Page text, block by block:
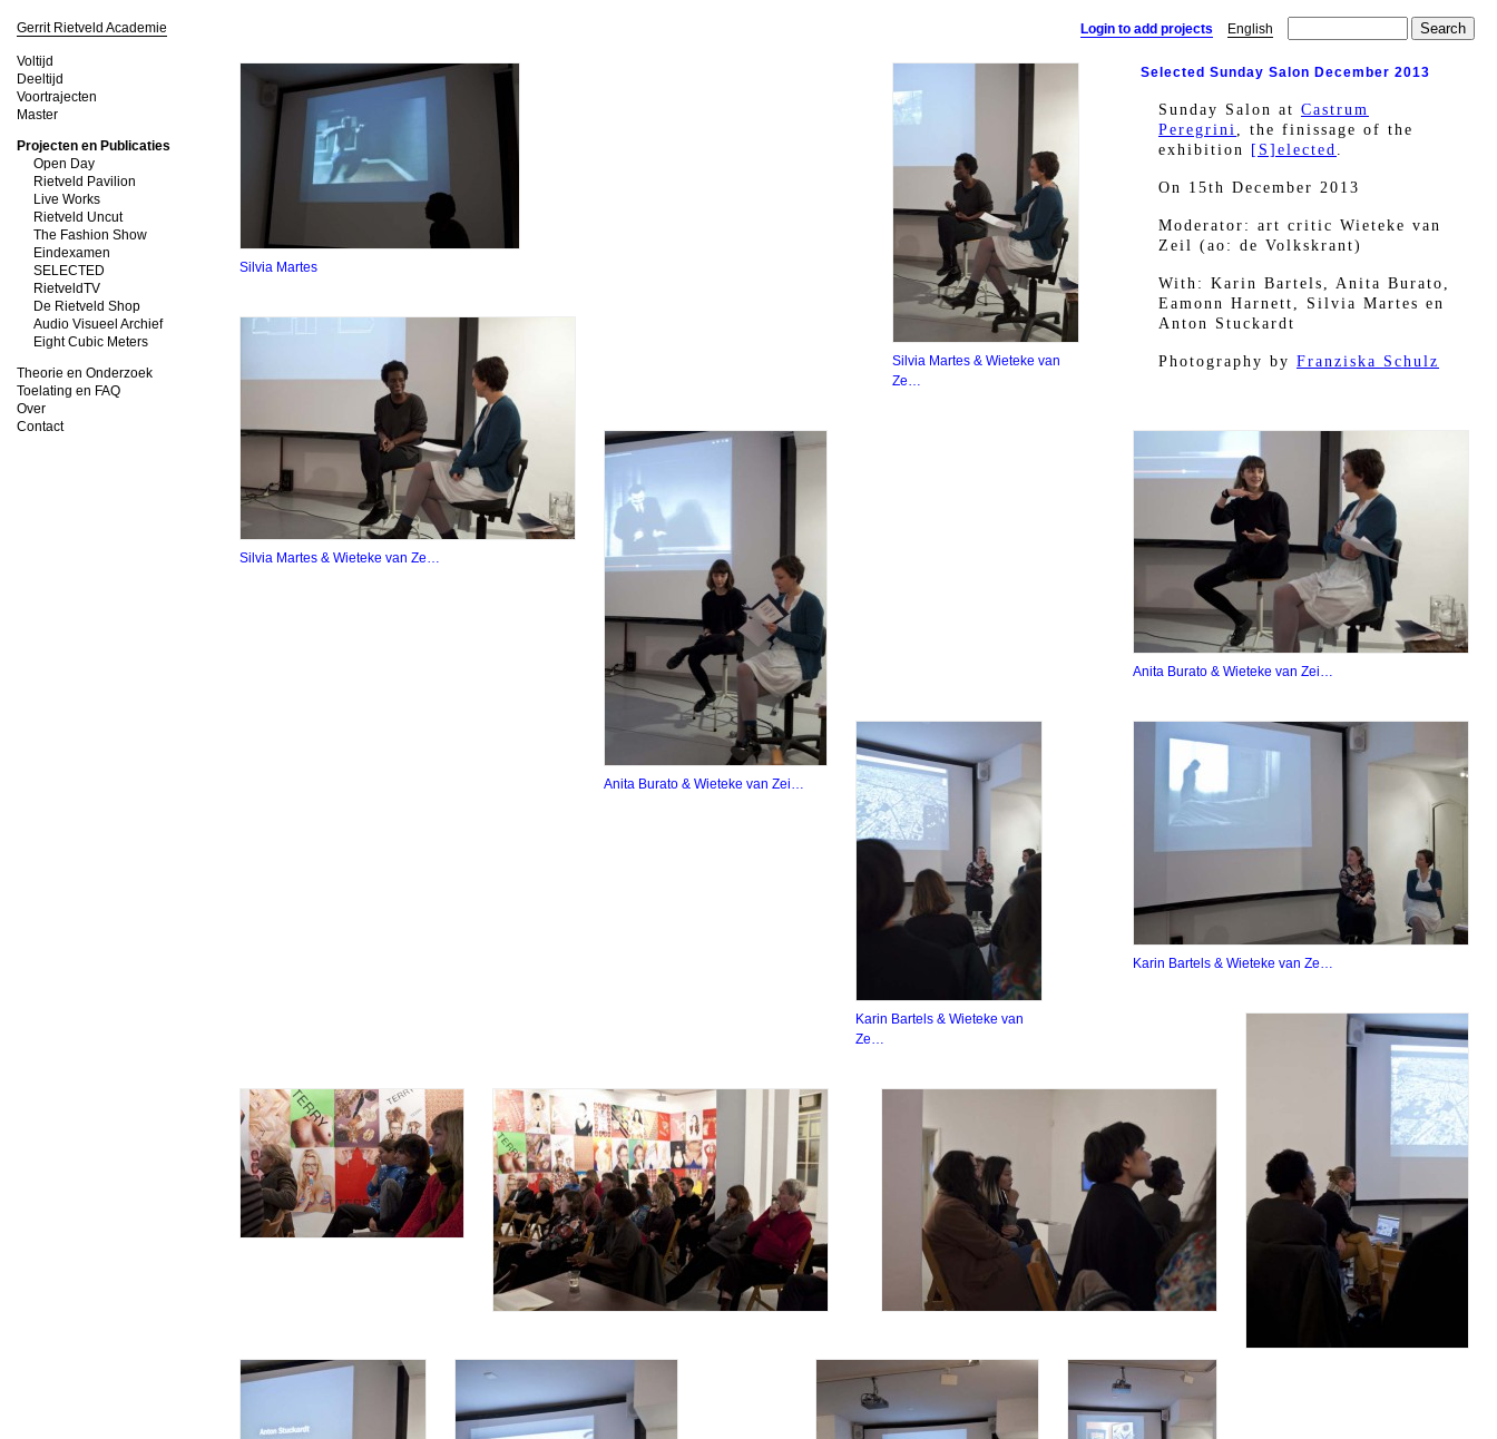
Gerrit Rietveld Academie
Voltijd
Deeltijd
Voortrajecten
Master
Projecten en Publicaties
Open Day
Rietveld Pavilion
Live Works
Rietveld Uncut
The Fashion Show
Eindexamen
SELECTED
RietveldTV
De Rietveld Shop
Audio Visueel Archief
Eight Cubic Meters
Theorie en Onderzoek
Toelating en FAQ
Over
Contact
Login to add projects English
Selected Sunday Salon December 2013
Sunday Salon at Castrum
Peregrini , the finissage of the
exhibition
[S]elected .
On 15th December 2013
Moderator: art critic Wieteke van
Zeil (ao: de Volkskrant)
With: Karin Bartels, Anita Burato,
Eamonn Harnett, Silvia Martes en
Anton Stuckardt
Photography by Franziska Schulz
Silvia Martes
Silvia Martes & Wieteke van
Ze…
Silvia Martes & Wieteke van Ze…
Anita Burato & Wieteke van Zei…
Anita Burato & Wieteke van Zei…
Karin Bartels & Wieteke van Ze…
Karin Bartels & Wieteke van
Ze…